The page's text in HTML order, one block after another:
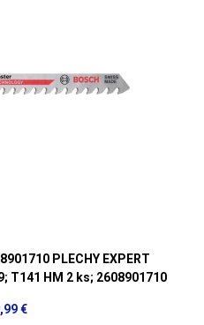
PLECHY EXPERT
T141 HM 2 ks; 2608901710
€